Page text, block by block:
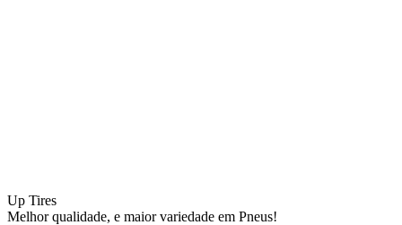
Up Tires
Melhor qualidade, e maior variedade em Pneus!